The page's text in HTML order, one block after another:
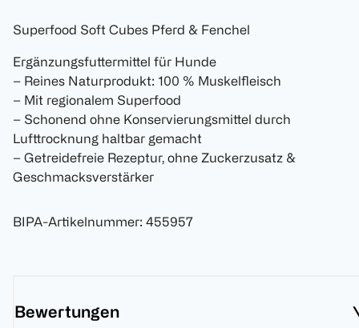
Superfood Soft Cubes Pferd & Fenchel
Ergänzungsfuttermittel für Hunde
– Reines Naturprodukt: 100 % Muskelfleisch
– Mit regionalem Superfood
– Schonend ohne Konservierungsmittel durch
Lufttrocknung haltbar gemacht
– Getreidefreie Rezeptur, ohne Zuckerzusatz &
Geschmacksverstärker
BIPA-Artikelnummer: 455957
Bewertungen